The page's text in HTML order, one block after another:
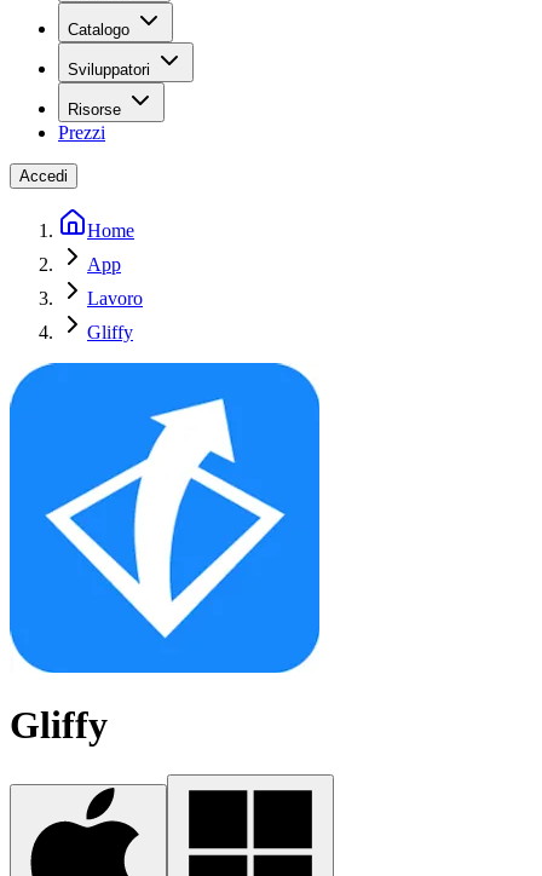
Catalogo
Sviluppatori
Risorse
Prezzi
Accedi
Home
App
Lavoro
Gliffy
Gliffy